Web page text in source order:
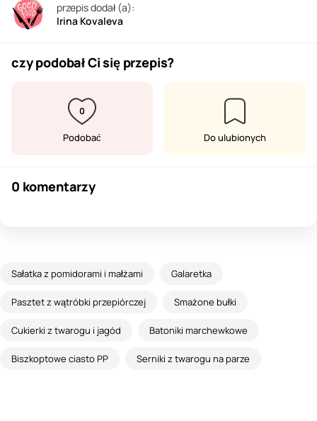
przepis dodał (a):
Irina Kovaleva
czy podobał Ci się przepis?
0
Podobać Do ulubionych
0 komentarzy
Sałatka z pomidorami i małżami Galaretka
Pasztet z wątróbki przepiórczej Smażone bułki
Cukierki z twarogu i jagód Batoniki marchewkowe
Biszkoptowe ciasto PP Serniki z twarogu na parze